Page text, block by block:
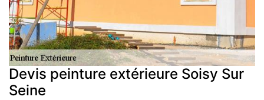
Devis peinture extérieure Soisy Sur
Seine